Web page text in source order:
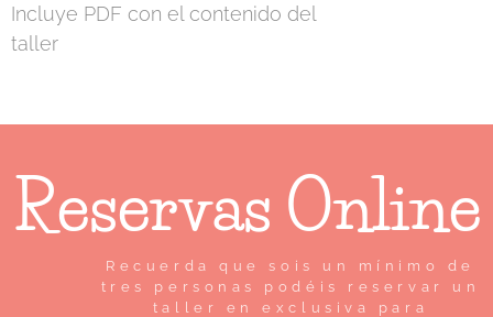
Incluye PDF con el contenido del
taller
Reservas Online
Recuerda que sois un mínimo de
tres personas podéis reservar un
taller en exclusiva para